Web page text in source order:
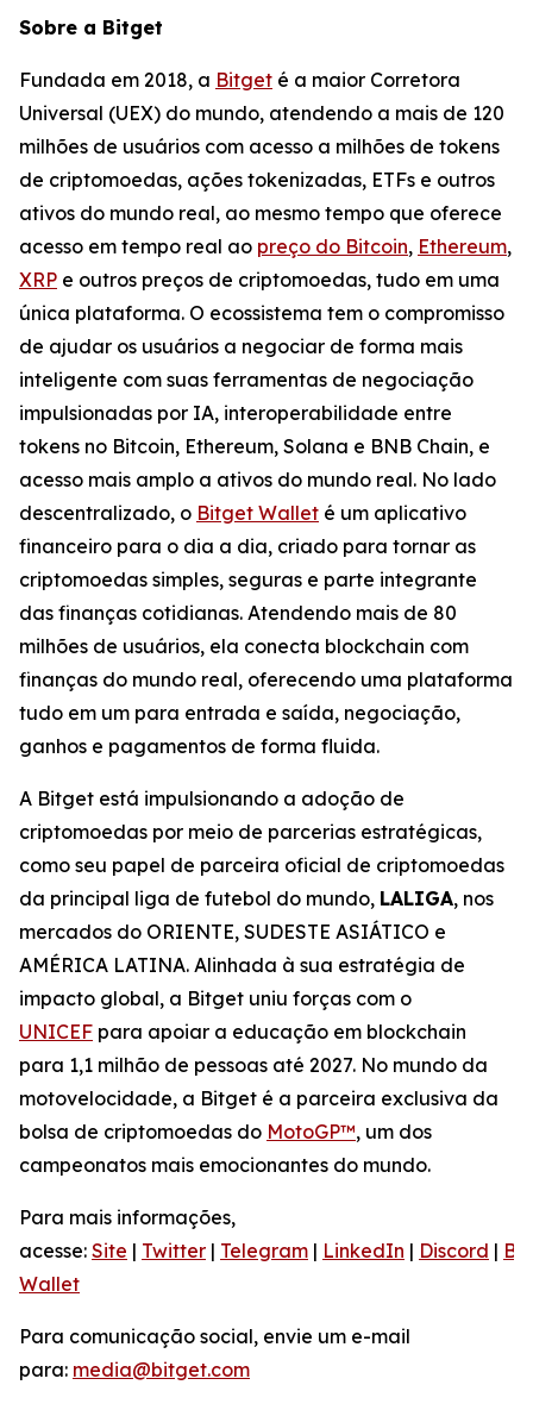
Sobre a Bitget
Fundada em 2018, a Bitget é a maior Corretora
Universal (UEX) do mundo, atendendo a mais de 120
milhões de usuários com acesso a milhões de tokens
de criptomoedas, ações tokenizadas, ETFs e outros
ativos do mundo real, ao mesmo tempo que oferece
acesso em tempo real ao preço do Bitcoin, Ethereum,
XRP e outros preços de criptomoedas, tudo em uma
única plataforma. O ecossistema tem o compromisso
de ajudar os usuários a negociar de forma mais
inteligente com suas ferramentas de negociação
impulsionadas por IA, interoperabilidade entre
tokens no Bitcoin, Ethereum, Solana e BNB Chain, e
acesso mais amplo a ativos do mundo real. No lado
descentralizado, o Bitget Wallet é um aplicativo
financeiro para o dia a dia, criado para tornar as
criptomoedas simples, seguras e parte integrante
das finanças cotidianas. Atendendo mais de 80
milhões de usuários, ela conecta blockchain com
finanças do mundo real, oferecendo uma plataforma
tudo em um para entrada e saída, negociação,
ganhos e pagamentos de forma fluida.
A Bitget está impulsionando a adoção de
criptomoedas por meio de parcerias estratégicas,
como seu papel de parceira oficial de criptomoedas
da principal liga de futebol do mundo, LALIGA, nos
mercados do ORIENTE, SUDESTE ASIÁTICO e
AMÉRICA LATINA. Alinhada à sua estratégia de
impacto global, a Bitget uniu forças com o
UNICEF para apoiar a educação em blockchain
para 1,1 milhão de pessoas até 2027. No mundo da
motovelocidade, a Bitget é a parceira exclusiva da
bolsa de criptomoedas do MotoGP™, um dos
campeonatos mais emocionantes do mundo.
Para mais informações,
acesse: Site | Twitter | Telegram | LinkedIn | Discord |
Wallet
Para comunicação social, envie um e-mail
para: media@bitget.com